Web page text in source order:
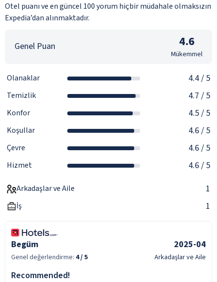
Otel puanı ve en güncel 100 yorum hiçbir müdahale olmaksızın
Expedia’dan alınmaktadır.
Genel Puan 4.6
Mükemmel
Olanaklar 4.4/ 5
Temizlik 4.7 / 5
Konfor 4.5/ 5
Koşullar 4.6/ 5
Çevre 4.6/ 5
Hizmet 4.6/ 5
Arkadaşlar ve Aile 1
İş 1
Begüm 2025-04
Genel değerlendirme: 4/ 5 Arkadaşlar ve Aile
Recommended!